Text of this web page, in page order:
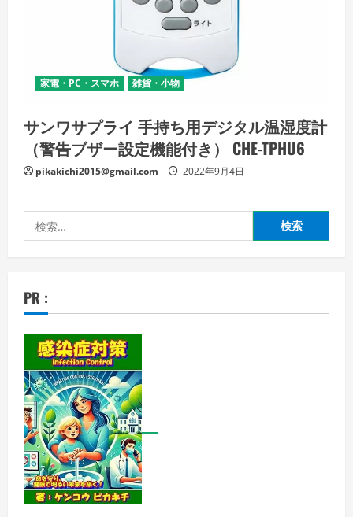
家電・PC・スマホ 雑貨・小物
サンワサプライ 手持ち用デジタル温湿度計
（警告ブザー設定機能付き） CHE-TPHU6
pikakichi2015@gmail.com 2022年9月4日
索:
PR :